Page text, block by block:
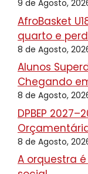
9 de Agosto,
AfroBasket
quarto e
8 de Agosto,
Alunos
Chegando
8 de Agosto,
DPBEP
8 de Agosto,
A orquestra